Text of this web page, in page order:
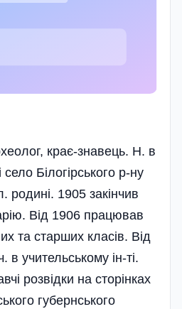
крає-знавець. Н. в
Білогірського р-ну
1905 закінчив
Від 1906 працював
та старших класів. Від
в учительському ін-ті.
розвідки на сторінках
губернського